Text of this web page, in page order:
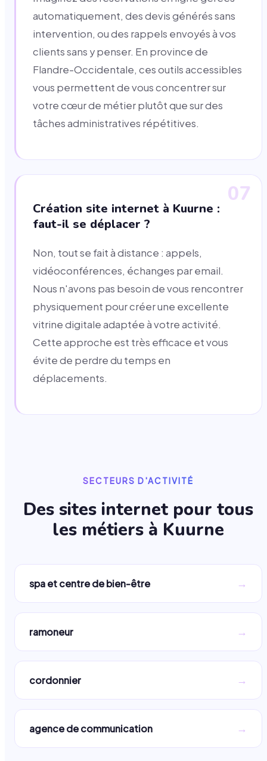
automatiquement, des devis générés sans
intervention, ou des rappels envoyés à vos
clients sans y penser. En province de
Flandre-Occidentale, ces outils accessibles
vous permettent de vous concentrer sur
votre cœur de métier plutôt que sur des
tâches administratives répétitives.
07
Création site internet à Kuurne :
faut-il se déplacer ?
Non, tout se fait à distance : appels,
vidéoconférences, échanges par email.
Nous n'avons pas besoin de vous rencontrer
physiquement pour créer une excellente
vitrine digitale adaptée à votre activité.
Cette approche est très efficace et vous
évite de perdre du temps en
déplacements.
SECTEURS D'ACTIVITÉ
Des sites internet pour tous
les métiers à Kuurne
spa et centre de bien-être →
ramoneur →
cordonnier →
agence de communication →